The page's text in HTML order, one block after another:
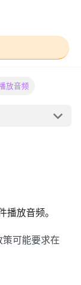
放音频
放音频。
可能要求在